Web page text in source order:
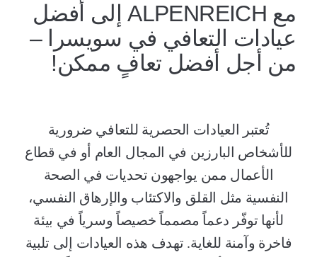
مع ALPENREICH إلى أفضل
عيادات التعافي في سويسرا –
من أجل أفضل تعافٍ ممكن!
تُعتبر العيادات الحصرية للتعافي ضرورية
للأشخاص البارزين في المجال العام أو في قطاع
الأعمال ممن يواجهون تحديات في الصحة
النفسية مثل القلق والاكتئاب والإرهاق النفسي،
لأنها توفّر دعماً مصمماً خصيصاً وسرياً في بيئة
فاخرة وآمنة للغاية. تهدف هذه العيادات إلى تلبية